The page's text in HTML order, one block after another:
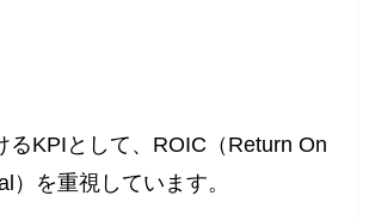
るKPIとして、ROIC（Return On
）を重視しています。